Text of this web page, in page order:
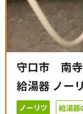
守口市 南
給湯器 ノー
ノーリツ 給湯器